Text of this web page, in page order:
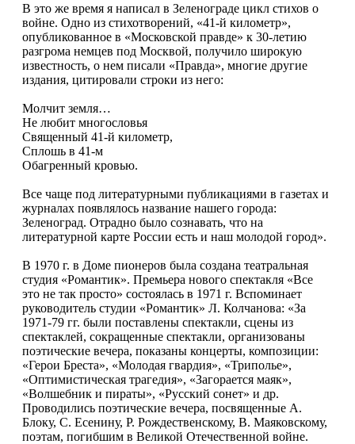
В это же время я написал в Зеленограде цикл стихов о
войне. Одно из стихотворений, «41-й километр»,
опубликованное в «Московской правде» к 30-летию
разгрома немцев под Москвой, получило широкую
известность, о нем писали «Правда», многие другие
издания, цитировали строки из него:
Молчит земля…
Не любит многословья
Священный 41-й километр,
Сплошь в 41-м
Обагренный кровью.
Все чаще под литературными публикациями в газетах и
журналах появлялось название нашего города:
Зеленоград. Отрадно было сознавать, что на
литературной карте России есть и наш молодой город».
В 1970 г. в Доме пионеров была создана театральная
студия «Романтик». Премьера нового спектакля «Все
это не так просто» состоялась в 1971 г. Вспоминает
руководитель студии «Романтик» Л. Колчанова: «За
1971-79 гг. были поставлены спектакли, сцены из
спектаклей, сокращенные спектакли, организованы
поэтические вечера, показаны концерты, композиции:
«Герои Бреста», «Молодая гвардия», «Триполье»,
«Оптимистическая трагедия», «Загорается маяк»,
«Волшебник и пираты», «Русский сонет» и др.
Проводились поэтические вечера, посвященные А.
Блоку, С. Есенину, Р. Рождественскому, В. Маяковскому,
поэтам, погибшим в Великой Отечественной войне.